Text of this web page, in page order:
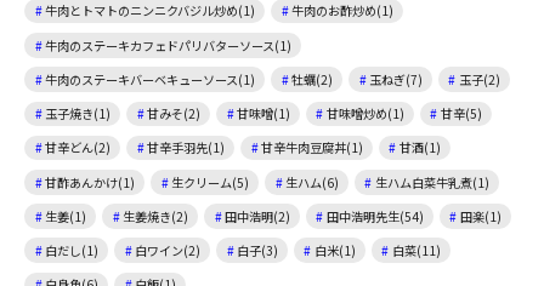
牛肉とトマトのニンニクバジル炒め(1)
牛肉のお酢炒め(1)
牛肉のステーキカフェドパリバターソース(1)
牛肉のステーキバーベキューソース(1)
牡蠣(2) 玉ねぎ(7)
玉子(2)
玉子焼き(1)
甘みそ(2) 甘味噌(1) 甘味噌炒め(1)
甘辛(5)
甘辛どん(2)
甘辛手羽先(1) 甘辛牛肉豆腐丼(1)
甘酒(1)
甘酢あんかけ(1)
生クリーム(5) 生ハム(6)
生ハム白菜牛乳煮(1)
生姜(1)
生姜焼き(2) 田中浩明(2) 田中浩明先生(54)
田楽(1)
白だし(1)
白ワイン(2) 白子(3) 白米(1)
白菜(11)